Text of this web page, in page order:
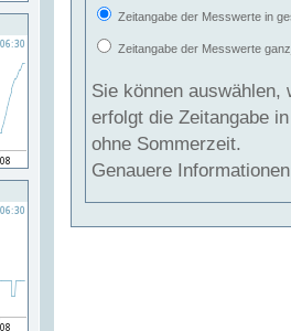
Zeitangabe der Messwerte in
Zeitangabe der Messwerte
Sie können auswählen,
erfolgt die Zeitangabe
ohne Sommerzeit.
Genauere